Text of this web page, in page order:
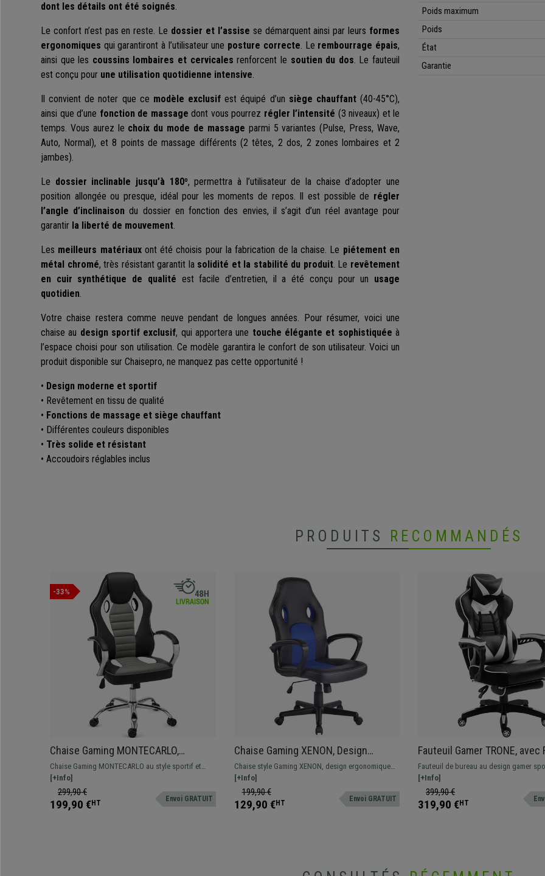
dont les détails ont été soignés.
Le confort n’est pas en reste. Le dossier et l’assise se démarquent ainsi par leurs formes
ergonomiques qui garantiront à l’utilisateur une posture correcte. Le rembourrage épais,
ainsi que les coussins lombaires et cervicales renforcent le soutien du dos. Le fauteuil
est conçu pour une utilisation quotidienne intensive.
Il convient de noter que ce modèle exclusif est équipé d’un siège chauffant(40-45°C),
ainsi que d’une fonction de massage dont vous pourrez régler l’intensité (3 niveaux) et le
temps. Vous aurez le choix du mode de massage parmi 5 variantes (Pulse, Press, Wave,
Auto, Normal), et 8 points de massage différents (2 têtes, 2 dos, 2 zones lombaires et 2
jambes).
Le dossier inclinable jusqu’à 180º, permettra à l’utilisateur de la chaise d’adopter une
position allongée ou presque, idéal pour les moments de repos. Il est possible de régler
l’angle d’inclinaison du dossier en fonction des envies, il s’agit d’un réel avantage pour
garantir la liberté de mouvement.
Les meilleurs matériauxont été choisis pour la fabrication de la chaise. Le piétement en
métal chromé, très résistant garantit la solidité et la stabilité du produit. Le revêtement
en cuir synthétique de qualité est facile d’entretien, il a été conçu pour un usage
quotidien.
Votre chaise restera comme neuve pendant de longues années. Pour résumer, voici une
chaise au design sportif exclusif, qui apportera une touche élégante et sophistiquée à
l’espace choisi pour son utilisation. Ce modèle garantira le confort de son utilisateur. Voici un
produit disponible sur Chaisepro, ne manquez pas cette opportunité !
• Design moderne et sportif
• Revêtement en tissu de qualité
• Fonctions de massage et siège chauffant
• Différentes couleurs disponibles
• Très solide et résistant
• Accoudoirs réglables inclus
Poids maximum
Poids
État
Garantie
PRODUITS RECOMMANDÉS
-33%
Chaise Gaming MONTECARLO,
Piétement et Accoudoirs métalliques,
Résistante et Confortable, Noir et
Gris
Chaise Gaming MONTECARLO au style sportif et
moderne, joli revêtement bicolore, offrant un confort
optimal grâce à sa qualité de fabrication.
[+Info]
299,90 €
199,90 €HT Envoi GRATUIT
Chaise Gaming XENON, Design
Sportif, Confortable, en Cuir, Noir et
Bleu
Chaise style Gaming XENON, design ergonomique
confortable. Disponible en différentes couleurs. Un
fauteuil idéal pour travailler, regarder vos films...
[+Info]
199,90 €
129,90 €HT Envoi GRATUIT
Fauteuil Gamer TRONE, avec
pieds, Dossier Inclinable,
Confort, Noir/Blanc
Fauteuil de bureau au design gamer
rembourrage épais. Idéal pour une
intensive !
[+Info]
399,90 €
319,90 €HT